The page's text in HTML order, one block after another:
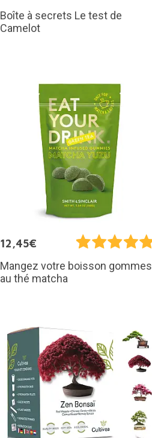
Boîte à secrets Le test de
Camelot
12,45€
Mangez votre boisson gommes
au thé matcha